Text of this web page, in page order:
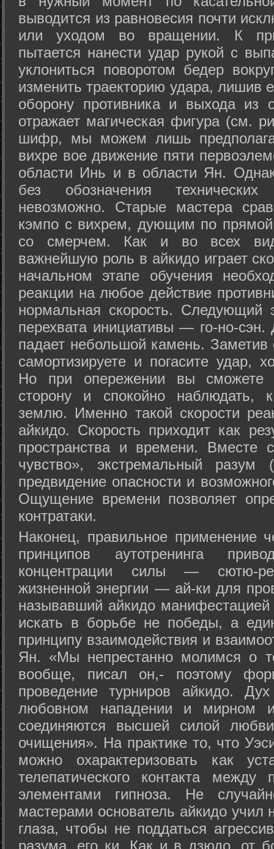
выводится из равновесия почти
или уходом во вращении. К
пытается нанести удар рукой с
уклониться поворотом бедер
изменить траекторию удара, лишив
оборону противника и выхода из
отражает магическая фигура (см.
шифр, мы можем лишь
вихре вое движение пяти
области Инь и в области Ян.
без обозначения
невозможно. Старые мастера
кэмпо с вихрем, дующим по
со смерчем. Как и во всех
важнейшую роль в айкидо играет
начальном этапе обучения
реакции на любое действие
нормальная скорость.
перехвата инициативы — го-но-
падает небольшой камень.
самортизируете и погасите удар,
Но при опережении вы сможете
сторону и спокойно наблюдать,
землю. Именно такой скорости
айкидо. Скорость приходит как
пространства и времени. Вместе
чувство», экстремальный разум
предвидение опасности и
Ощущение времени позволяет
контратаки.
Наконец, правильное применение
принципов аутотренинга
концентрации силы — сютю-
жизненной энергии — ай-ки для
называвший айкидо
искать в борьбе не победы, а
принципу взаимодействия и
Ян. «Мы непрестанно молимся о
вообще, писал он,- поэтому
проведение турниров айкидо.
любовном нападении и мирном
соединяются высшей силой
очищения». На практике то, что
можно охарактеризовать как
телепатического контакта между
элементами гипноза. Не
мастерами основатель айкидо учил
глаза, чтобы не поддаться
разума, его ки. Как и в дзюдо, от